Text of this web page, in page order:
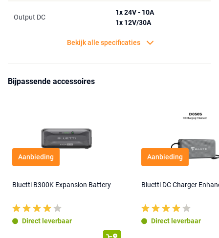
Output DC
1x 24V - 10A
1x 12V/30A
Bekijk alle specificaties
Bijpassende accessoires
Aanbieding
Bluetti B300K Expansion Battery
Direct leverbaar
Aanbieding
Bluetti DC Charger
Direct leverbaar